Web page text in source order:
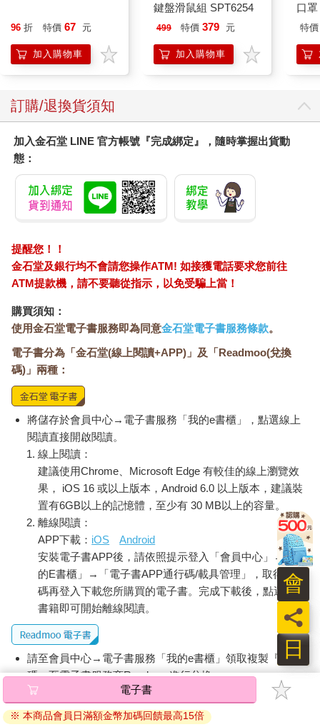
96 折 特價 67 元
加入購物車
鍵盤滑鼠組 SPT6254
499 特價 379 元
加入購物車
口
特價
訂購/退換貨須知
加入金石堂 LINE 官方帳號『完成綁定』，隨時掌握出貨動
態：
提醒您！！
金石堂及銀行均不會請您操作ATM! 如接獲電話要求您前往
ATM提款機，請不要聽從指示，以免受騙上當！
購買須知：
使用金石堂電子書服務即為同意金石堂電子書服務條款。
電子書分為「金石堂(線上閱讀+APP)」及「Readmoo(兌換
碼)」兩種：
將儲存於會員中心→電子書服務「我的e書櫃」，點選線上
閱讀直接開啟閱讀。
線上閱讀：
建議使用Chrome、Microsoft Edge 有較佳的線上瀏覽效
果， iOS 16 或以上版本，Android 6.0 以上版本，建議裝
置有6GB以上的記憶體，至少有 30 MB以上的容量。
離線閱讀：
APP下載： iOS
Android
安裝電子書APP後，請依照提示登入「會員中心」→「我
的E書櫃」→「電子書APP通行碼/載具管理」，取得通行
碼再登入下載您所購買的電子書。完成下載後，點選任一
書籍即可開始離線閱讀。
請至會員中心→電子書服務「我的e書櫃」領取複製『兌換
碼』至電子書服務商Readmoo進行兌換。
退換貨須知：
因版權保護，您在金石堂所購買的電子書僅能以金石堂專屬
電子書
※ 本商品會員日滿額金幣加碼回饋最高15倍
日
員
會